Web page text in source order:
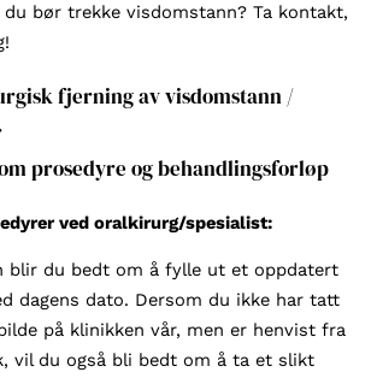
bør trekke visdomstann? Ta kontakt,
fjerning av visdomstann /
prosedyre og behandlingsforløp
ved oralkirurg/spesialist:
blir du bedt om å fylle ut et oppdatert
dagens dato. Dersom du ikke har tatt
på klinikken vår, men er henvist fra
vil du også bli bedt om å ta et slikt